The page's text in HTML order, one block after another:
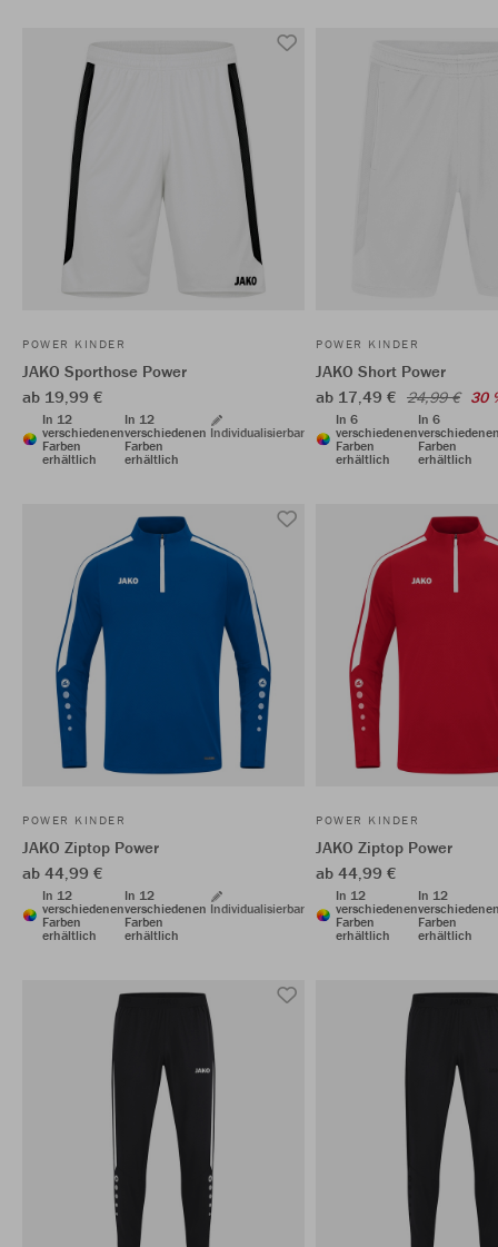
POWER KINDER
JAKO Sporthose Power
ab 19,99 €
In 12
verschiedenen
Farben
erhältlich
In 12
verschiedenen
Farben
erhältlich
Individualisierbar
POWER KINDER
JAKO Short Power
ab 17,49 € 24,99 € 30
In 6
verschiedenen
Farben
erhältlich
In 6
Farben
erhältlich
POWER KINDER
JAKO Ziptop Power
ab 44,99 €
In 12
verschiedenen
Farben
erhältlich
In 12
verschiedenen
Farben
erhältlich
Individualisierbar
POWER KINDER
JAKO Ziptop Power
ab 44,99 €
In 12
verschiedenen
Farben
erhältlich
In 12
Farben
erhältlich